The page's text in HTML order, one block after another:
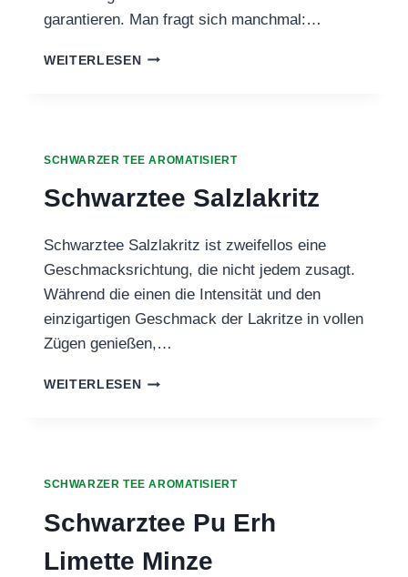
garantieren. Man fragt sich manchmal:…
WEITERLESENSCHWARZTEE
SCHWARZER TEE AROMATISIERT
Schwarztee Salzlakritz
Schwarztee Salzlakritz ist zweifellos eine
Geschmacksrichtung, die nicht jedem zusagt.
Während die einen die Intensität und den
einzigartigen Geschmack der Lakritze in vollen
Zügen genießen,…
WEITERLESENSCHWARZTEE
SCHWARZER TEE AROMATISIERT
Schwarztee Pu Erh
Limette Minze